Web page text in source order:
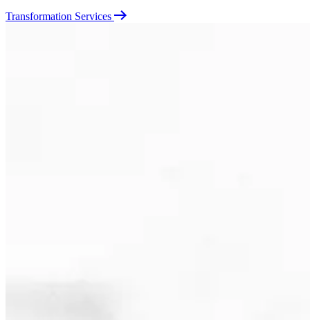
Transformation Services